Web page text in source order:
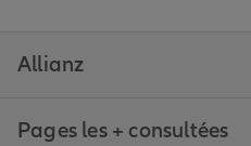
Allianz
Pages les + consultées